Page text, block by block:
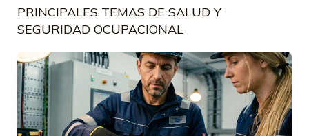
PRINCIPALES TEMAS DE SALUD Y
SEGURIDAD OCUPACIONAL